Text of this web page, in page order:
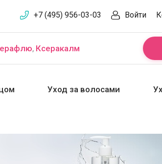
+7 (495) 956-03-03 Войти
, Ксеракалм
Уход за волосами